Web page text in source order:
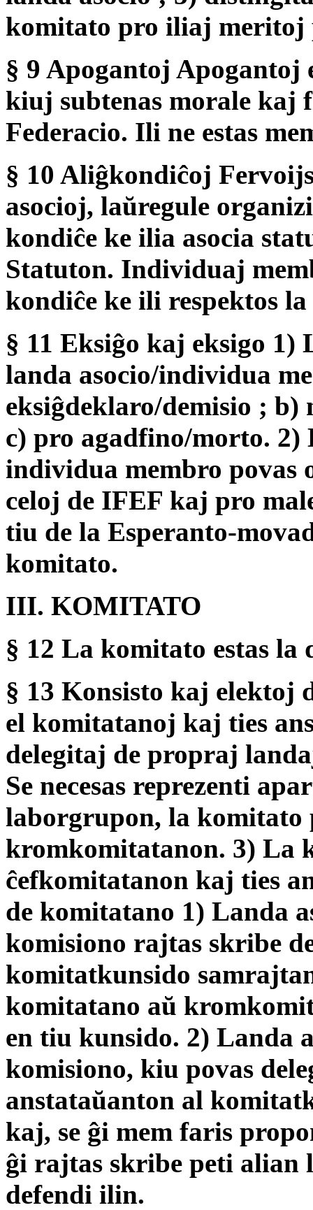
komitato pro iliaj meritoj
§ 9 Apogantoj Apogantoj
kiuj subtenas morale kaj
Federacio. Ili ne estas
§ 10 Aliĝkondiĉoj
asocioj, laŭregule
kondiĉe ke ilia asocia
Statuton. Individuaj
kondiĉe ke ili respektos
§ 11 Eksiĝo kaj eksigo 1)
landa asocio/individua
eksiĝdeklaro/demisio ;
c) pro agadfino/morto. 2)
individua membro povas
celoj de IFEF kaj pro
tiu de la Esperanto-
komitato.
III. KOMITATO
§ 12 La komitato estas la
§ 13 Konsisto kaj elektoj
el komitatanoj kaj ties
delegitaj de propraj
Se necesas reprezenti
laborgrupon, la komitato
kromkomitatanon. 3) La
ĉefkomitatanon kaj ties
de komitatano 1) Landa
komisiono rajtas skribe
komitatkunsido
komitatano aŭ
en tiu kunsido. 2) Landa
komisiono, kiu povas
anstataŭanton al
kaj, se ĝi mem faris
ĝi rajtas skribe peti alian
defendi ilin.